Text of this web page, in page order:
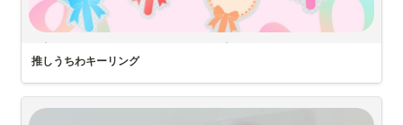
⟡.·*.····························································⟡.·*.
7色のうちわデザインをDLしてから自分で好きな文字や写真を他のア
プリで追加してみてください♡
そのあとはいつも通りSnapsで「アクリルキーリング」を作れば
推しうちわキーリング